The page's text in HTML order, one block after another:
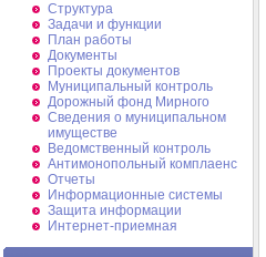
Структура
Задачи и функции
План работы
Документы
Проекты документов
Муниципальный контроль
Дорожный фонд Мирного
Cведения о муниципальном
имуществе
Ведомственный контроль
Антимонопольный комплаенс
Отчеты
Информационные системы
Защита информации
Интернет-приемная